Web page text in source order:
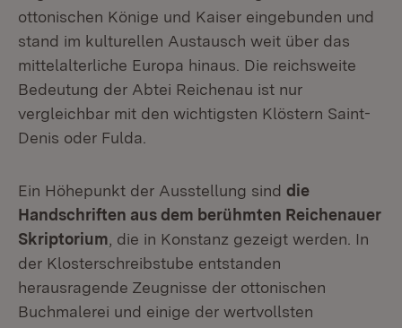
ottonischen Könige und Kaiser eingebunden und
stand im kulturellen Austausch weit über das
mittelalterliche Europa hinaus. Die reichsweite
Bedeutung der Abtei Reichenau ist nur
vergleichbar mit den wichtigsten Klöstern Saint-
Denis oder Fulda.
Ein Höhepunkt der Ausstellung sind die
Handschriften aus dem berühmten Reichenauer
Skriptorium , die in Konstanz gezeigt werden. In
der Klosterschreibstube entstanden
herausragende Zeugnisse der ottonischen
Buchmalerei und einige der wertvollsten